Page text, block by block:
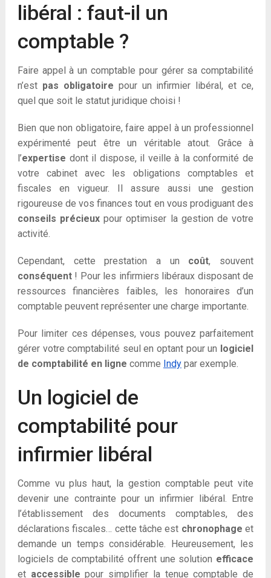
libéral : faut-il un
comptable ?
Faire appel à un comptable pour gérer sa comptabilité
n’est pas obligatoire pour un infirmier libéral, et ce,
quel que soit le statut juridique choisi !
Bien que non obligatoire, faire appel à un professionnel
expérimenté peut être un véritable atout. Grâce à
l’expertise dont il dispose, il veille à la conformité de
votre cabinet avec les obligations comptables et
fiscales en vigueur. Il assure aussi une gestion
rigoureuse de vos finances tout en vous prodiguant des
conseils précieux pour optimiser la gestion de votre
activité.
Cependant, cette prestation a un coût, souvent
conséquent ! Pour les infirmiers libéraux disposant de
ressources financières faibles, les honoraires d’un
comptable peuvent représenter une charge importante.
Pour limiter ces dépenses, vous pouvez parfaitement
gérer votre comptabilité seul en optant pour un logiciel
de comptabilité en ligne comme Indypar exemple.
Un logiciel de
comptabilité pour
infirmier libéral
Comme vu plus haut, la gestion comptable peut vite
devenir une contrainte pour un infirmier libéral. Entre
l’établissement des documents comptables, des
déclarations fiscales… cette tâche est chronophageet
demande un temps considérable. Heureusement, les
logiciels de comptabilité offrent une solution efficace
et accessiblepour simplifier la tenue comptable de